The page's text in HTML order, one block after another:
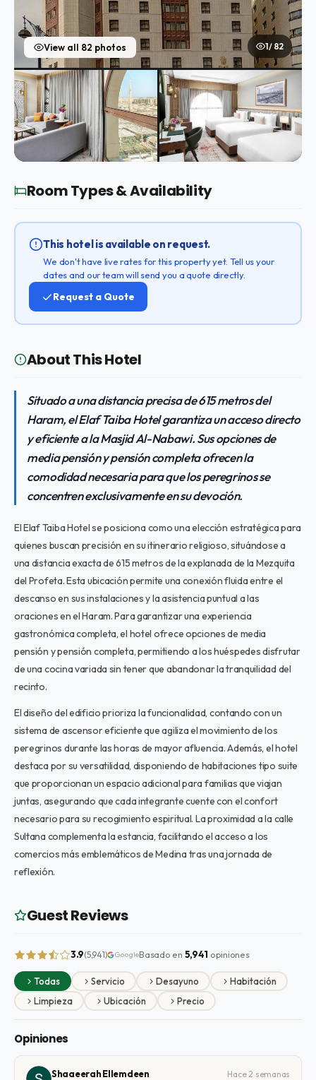
View all 82 photos 1 / 82
Room Types & Availability
This hotel is available on request.
We don't have live rates for this property yet. Tell us your
dates and our team will send you a quote directly.
Request a Quote
About This Hotel
Situado a una distancia precisa de 615 metros del
Haram, el Elaf Taiba Hotel garantiza un acceso directo
y eficiente a la Masjid Al-Nabawi. Sus opciones de
media pensión y pensión completa ofrecen la
comodidad necesaria para que los peregrinos se
concentren exclusivamente en su devoción.
El Elaf Taiba Hotel se posiciona como una elección estratégica para
quienes buscan precisión en su itinerario religioso, situándose a
una distancia exacta de 615 metros de la explanada de la Mezquita
del Profeta. Esta ubicación permite una conexión fluida entre el
descanso en sus instalaciones y la asistencia puntual a las
oraciones en el Haram. Para garantizar una experiencia
gastronómica completa, el hotel ofrece opciones de media
pensión y pensión completa, permitiendo a los huéspedes disfrutar
de una cocina variada sin tener que abandonar la tranquilidad del
recinto.
El diseño del edificio prioriza la funcionalidad, contando con un
sistema de ascensor eficiente que agiliza el movimiento de los
peregrinos durante las horas de mayor afluencia. Además, el hotel
destaca por su versatilidad, disponiendo de habitaciones tipo suite
que proporcionan un espacio adicional para familias que viajan
juntas, asegurando que cada integrante cuente con el confort
necesario para su recogimiento espiritual. La proximidad a la calle
Sultana complementa la estancia, facilitando el acceso a los
comercios más emblemáticos de Medina tras una jornada de
reflexión.
Guest Reviews
3.9(5,941) GoogleBasado en 5,941 opiniones
Todas Servicio Desayuno
Habitación
Limpieza
Ubicación Precio
Opiniones
Shaaeerah Ellemdeen
Hace 2 semanas